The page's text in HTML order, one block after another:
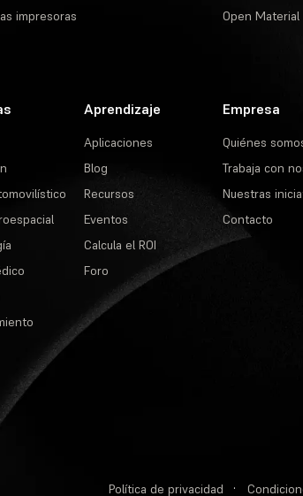
impresoras
Open Material
Aprendizaje
Aplicaciones
Blog
Recursos
Eventos
Calcula el ROI
Foro
Empresa
Quiénes
Trabaja con
Nuestras
Contacto
Política de privacidad ·